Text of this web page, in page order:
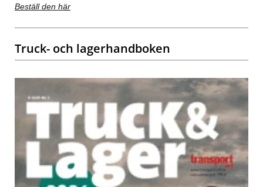
Beställ den här
Truck- och lagerhandboken